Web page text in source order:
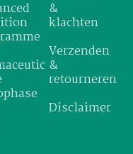
&
klachten
Verzenden
&
retourneren
Disclaimer